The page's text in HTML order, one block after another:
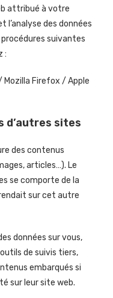
attribué à votre
l’analyse des données
suivantes
:
Mozilla Firefox /Apple
d’autres sites
des contenus
articles…). Le
se comporte de la
sur cet autre
données sur vous,
de suivis tiers,
embarqués si
sur leur site web.